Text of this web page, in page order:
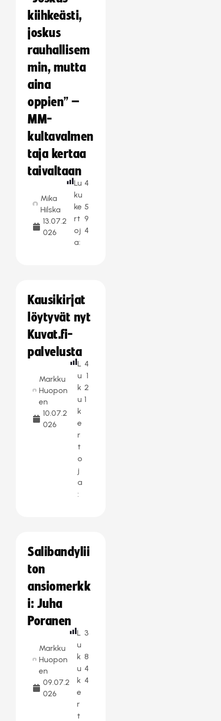
kiihkeästi,
joskus
rauhallisem
min, mutta
aina
oppien” –
MM-
kultavalmen
taja kertaa
taivaltaan
Mika
Hilska
13.07.2
026
Lu
ku
ke
rt
oj
a:
4
5
9
4
Kausikirjat
löytyvät nyt
Kuvat.fi-
palvelusta
Markku
Huopon
en
10.07.2
026
L
u
k
u
k
e
r
t
o
j
a
:
4
1
2
1
Salibandylii
ton
ansiomerkk
i: Juha
Poranen
Markku
Huopon
en
09.07.2
026
L
u
k
u
k
e
r
t
3
8
4
4